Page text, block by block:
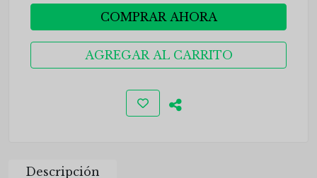
COMPRAR AHORA
AGREGAR AL CARRITO
Descripción